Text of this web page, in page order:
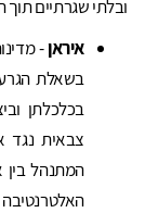
ובלתי שגרתיים
איראן-
בשאלת
בכלכלתן
צבאית נגד
המתנהל בין